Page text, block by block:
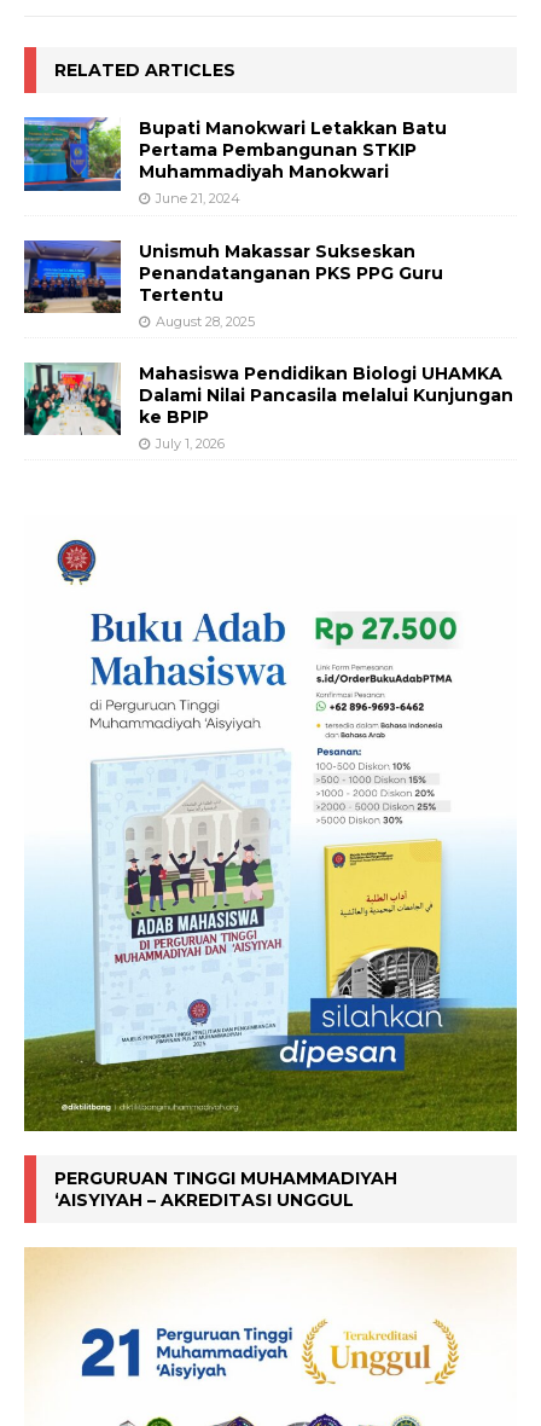
RELATED ARTICLES
Bupati Manokwari Letakkan Batu
Pertama Pembangunan STKIP
Muhammadiyah Manokwari
June 21, 2024
Unismuh Makassar Sukseskan
Penandatanganan PKS PPG Guru
Tertentu
August 28, 2025
Mahasiswa Pendidikan Biologi UHAMKA
Dalami Nilai Pancasila melalui Kunjungan
ke BPIP
July 1, 2026
PERGURUAN TINGGI MUHAMMADIYAH
‘AISYIYAH – AKREDITASI UNGGUL